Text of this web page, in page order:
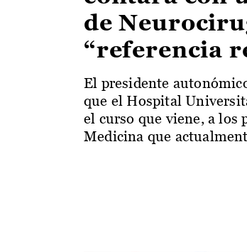
de
“referencia
El presidente
que el Hospital
el curso que viene, a los
Medicina que